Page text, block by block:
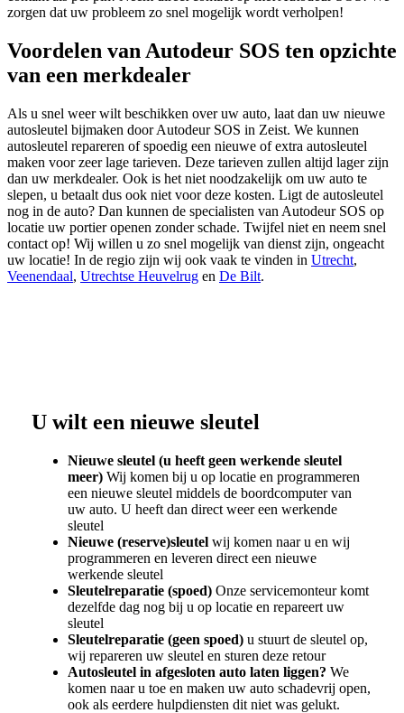
zorgen dat uw probleem zo snel mogelijk wordt verholpen!
Voordelen van Autodeur SOS ten opzichte
van een merkdealer
Als u snel weer wilt beschikken over uw auto, laat dan uw nieuwe
autosleutel bijmaken door Autodeur SOS in Zeist. We kunnen
autosleutel repareren of spoedig een nieuwe of extra autosleutel
maken voor zeer lage tarieven. Deze tarieven zullen altijd lager zijn
dan uw merkdealer. Ook is het niet noodzakelijk om uw auto te
slepen, u betaalt dus ook niet voor deze kosten. Ligt de autosleutel
nog in de auto? Dan kunnen de specialisten van Autodeur SOS op
locatie uw portier openen zonder schade. Twijfel niet en neem snel
contact op! Wij willen u zo snel mogelijk van dienst zijn, ongeacht
uw locatie! In de regio zijn wij ook vaak te vinden in Utrecht,
Veenendaal, Utrechtse Heuvelrug en De Bilt.
U wilt een nieuwe sleutel
Nieuwe sleutel (u heeft geen werkende sleutel
meer) Wij komen bij u op locatie en programmeren
een nieuwe sleutel middels de boordcomputer van
uw auto. U heeft dan direct weer een werkende
sleutel
Nieuwe (reserve)sleutelwij komen naar u en wij
programmeren en leveren direct een nieuwe
werkende sleutel
Sleutelreparatie (spoed)Onze servicemonteur komt
dezelfde dag nog bij u op locatie en repareert uw
sleutel
Sleutelreparatie (geen spoed) u stuurt de sleutel op,
wij repareren uw sleutel en sturen deze retour
Autosleutel in afgesloten auto laten liggen? We
komen naar u toe en maken uw auto schadevrij open,
ook als eerdere hulpdiensten dit niet was gelukt.